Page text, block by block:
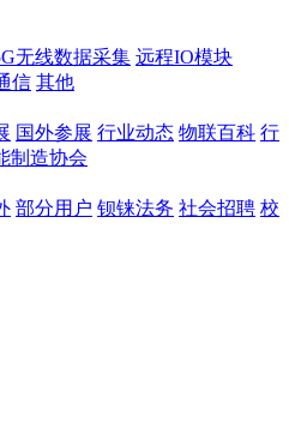
无线数据采集 远程IO模块
信 其他
国外参展 行业动态 物联百科 行
制造协会
部分用户 钡铼法务 社会招聘 校